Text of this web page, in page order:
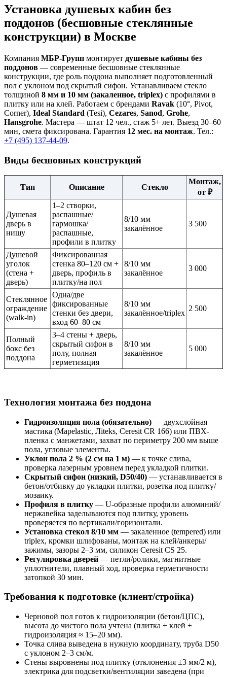
Установка душевых кабин без
поддонов (бесшовные стеклянные
конструкции) в Москве
Компания МБР-Групп монтирует душевые кабины без
поддонов — современные бесшовные стеклянные
конструкции, где роль поддона выполняет подготовленный
пол с уклоном под скрытый сифон. Устанавливаем стекло
толщиной 8 мм и 10 мм (закаленное, triplex) с профилями в
плитку или на клей. Работаем с брендами Ravak (10°, Pivot,
Corner), Ideal Standard (Tesi), Cezares, Sanod, Grohe,
Hansgrohe. Мастера — штат 12 чел., стаж 5+ лет. Выезд 30–60
мин, смета фиксирована. Гарантия 12 мес. на монтаж. Тел.:
+7 (495) 137-44-09.
Виды бесшовных конструкций
Тип Описание Стекло
Монтаж,
от ₽
Душевая
дверь в
нишу
1–2 створки,
распашные/
гармошка/
распашные,
профили в плитку
8/10 мм
закалённое
3 500
Душевой
уголок
(стена +
дверь)
Фиксированная
стенка 80–120 см +
дверь, профиль в
плитку/на пол
8/10 мм
закалённое
3 000
Стеклянное
ограждение
(walk-in)
Одна/две
фиксированные
стенки без двери,
вход 60–80 см
8/10 мм
закалённое/triplex
2 500
Полный
бокс без
поддона
3–4 стены + дверь,
скрытый сифон в
полу, полная
герметизация
8/10 мм
закалённое
5 000
Технология монтажа без поддона
Гидроизоляция пола (обязательно) — двухслойная
мастика (Mapelastic, Лiteks, Ceresit CR 166) или ПВХ-
пленка с манжетами, захват по периметру 200 мм выше
пола, угловые элементы.
Уклон пола 2 % (2 см на 1 м) — к точке слива,
проверка лазерным уровнем перед укладкой плитки.
Скрытый сифон (низкий, D50/40) — устанавливается в
бетон/отбивку до укладки плитки, розетка под плитку/
мозаику.
Профиля в плитку — U-образные профили алюминий/
нержавейка заделываются под плитку, уровень
проверяется по вертикали/горизонтали.
Установка стекол 8/10 мм — закаленное (tempered) или
triplex, кромки шлифованы, монтаж на клей/анкеры/
зажимы, зазоры 2–3 мм, силикон Ceresit CS 25.
Регулировка дверей — петли/ролики, магнитные
уплотнители, плавный ход, проверка герметичности
затопкой 30 мин.
Требования к подготовке (клиент/стройка)
Черновой пол готов к гидроизоляции (бетон/ЦПС),
высота до чистого пола учтена (плитка + клей +
гидроизоляция ≈ 15–20 мм).
Точка слива выведена в нужную координату, труба D50
с уклоном 2–3 см/м.
Стены выровнены под плитку (отклонения ±3 мм/2 м),
электрика для подсветки/вентиляции заведена (при